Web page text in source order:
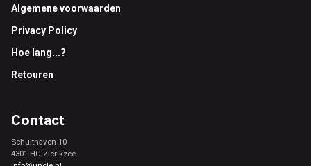
Footer
Algemene voorwaarden
Privacy Policy
Hoe lang...?
Retouren
Contact
Schuithaven 10
4301 HC Zierikzee